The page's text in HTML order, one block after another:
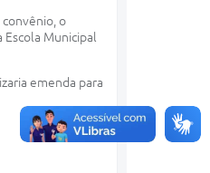
o
Municipal
emenda para